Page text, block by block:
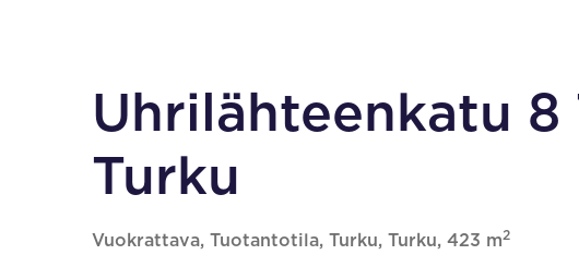
Uhrilähteenkatu 8
Turku
Vuokrattava, Tuotantotila, Turku, Turku, 423 m2